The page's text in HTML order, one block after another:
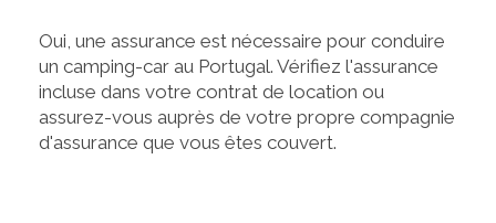
Oui, une assurance est nécessaire pour conduire
un camping-car au Portugal. Vérifiez l'assurance
incluse dans votre contrat de location ou
assurez-vous auprès de votre propre compagnie
d'assurance que vous êtes couvert.